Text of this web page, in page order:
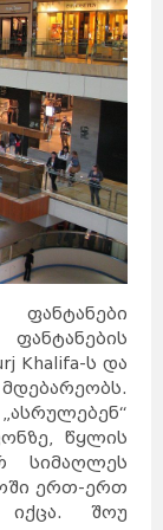
ფანტანები
Khalifa-ს და
წყლის
სიმაღლეს
ერთ-ერთ
შოუ